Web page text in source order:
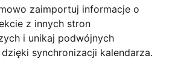
zaimportuj informacje o
z innych stron
i unikaj podwójnych
synchronizacji kalendarza.